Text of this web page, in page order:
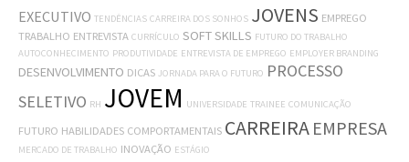
EXECUTIVO TENDÊNCIAS CARREIRA DOS SONHOS JOVENS EMPREGO
TRABALHO ENTREVISTA CURRÍCULO SOFT SKILLS FUTURO DO TRABALHO
AUTOCONHECIMENTO PRODUTIVIDADE ENTREVISTA DE EMPREGO EMPLOYER BRANDING
DESENVOLVIMENTO DICAS JORNADA PARA O FUTURO PROCESSO
SELETIVO RH JOVEM UNIVERSIDADE TRAINEE COMUNICAÇÃO
FUTURO HABILIDADES COMPORTAMENTAIS CARREIRA EMPRESA
MERCADO DE TRABALHO INOVAÇÃO ESTÁGIO